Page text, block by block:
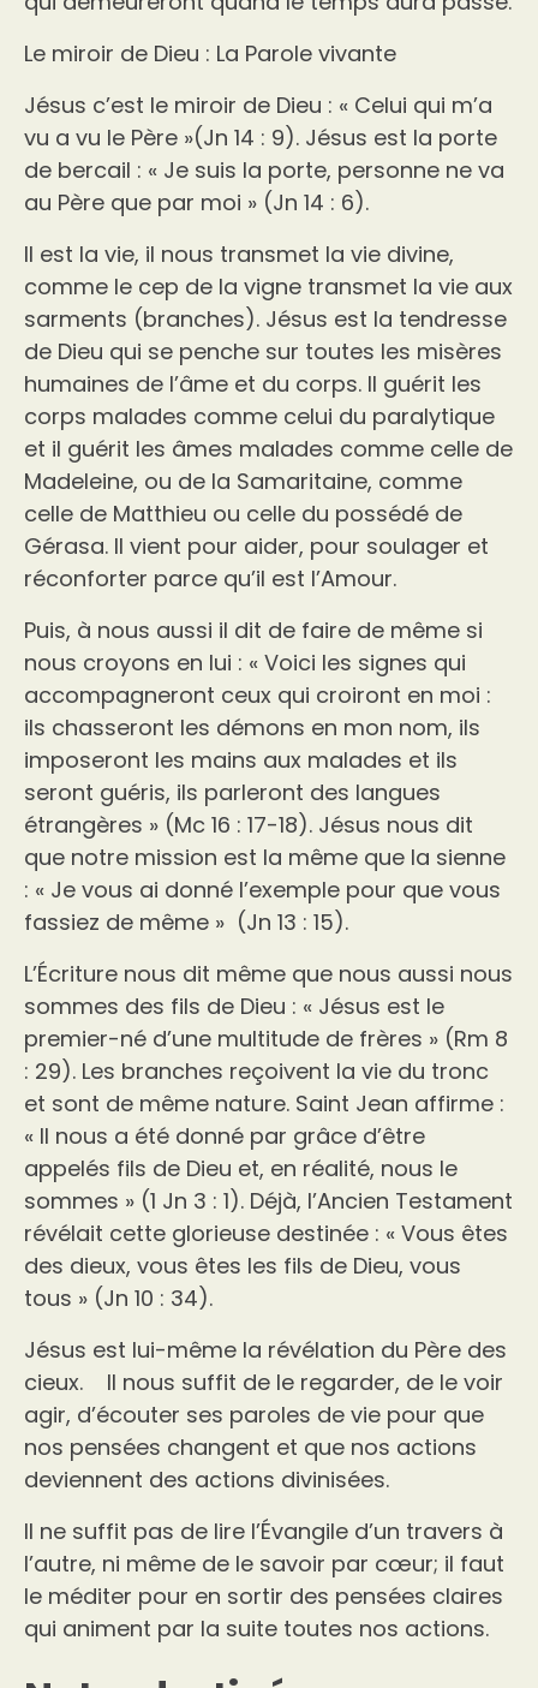
Le miroir de Dieu : La Parole vivante
Jésus c’est le miroir de Dieu : « Celui qui m’a
vu a vu le Père »(Jn 14 : 9). Jésus est la porte
de bercail : « Je suis la porte, personne ne va
au Père que par moi » (Jn 14 : 6).
Il est la vie, il nous transmet la vie divine,
comme le cep de la vigne transmet la vie aux
sarments (branches). Jésus est la tendresse
de Dieu qui se penche sur toutes les misères
humaines de l’âme et du corps. Il guérit les
corps malades comme celui du paralytique
et il guérit les âmes malades comme celle de
Madeleine, ou de la Samaritaine, comme
celle de Matthieu ou celle du possédé de
Gérasa. Il vient pour aider, pour soulager et
réconforter parce qu’il est l’Amour.
Puis, à nous aussi il dit de faire de même si
nous croyons en lui : « Voici les signes qui
accompagneront ceux qui croiront en moi :
ils chasseront les démons en mon nom, ils
imposeront les mains aux malades et ils
seront guéris, ils parleront des langues
étrangères » (Mc 16 : 17-18). Jésus nous dit
que notre mission est la même que la sienne
: « Je vous ai donné l’exemple pour que vous
fassiez de même » (Jn 13 : 15).
L’Écriture nous dit même que nous aussi nous
sommes des fils de Dieu : « Jésus est le
premier-né d’une multitude de frères » (Rm 8
: 29). Les branches reçoivent la vie du tronc
et sont de même nature. Saint Jean affirme :
« Il nous a été donné par grâce d’être
appelés fils de Dieu et, en réalité, nous le
sommes » (1 Jn 3 : 1). Déjà, l’Ancien Testament
révélait cette glorieuse destinée : « Vous êtes
des dieux, vous êtes les fils de Dieu, vous
tous » (Jn 10 : 34).
Jésus est lui-même la révélation du Père des
cieux. Il nous suffit de le regarder, de le voir
agir, d’écouter ses paroles de vie pour que
nos pensées changent et que nos actions
deviennent des actions divinisées.
Il ne suffit pas de lire l’Évangile d’un travers à
l’autre, ni même de le savoir par cœur; il faut
le méditer pour en sortir des pensées claires
qui animent par la suite toutes nos actions.